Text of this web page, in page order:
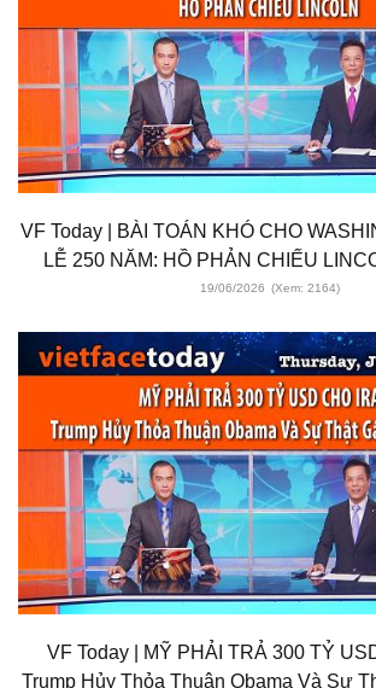
VF Today | BÀI TOÁN KHÓ CHO
LỄ 250 NĂM: HỒ PHẢN CHIẾU
19/06/2026 (Xem: 2164)
VF Today | MỸ PHẢI TRẢ 300 TỶ
Trump Hủy Thỏa Thuận Obama Và Sự